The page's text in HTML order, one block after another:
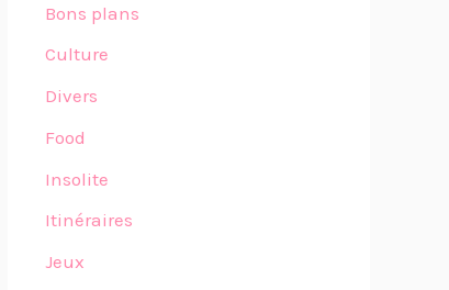
Bons plans
Culture
Divers
Food
Insolite
Itinéraires
Jeux